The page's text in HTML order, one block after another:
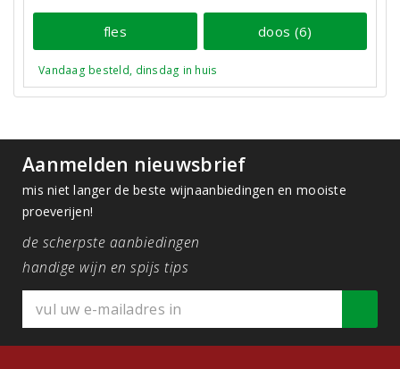
fles doos (6)
Vandaag besteld, dinsdag in huis
Aanmelden nieuwsbrief
mis niet langer de beste wijnaanbiedingen en mooiste
proeverijen!
de scherpste aanbiedingen
handige wijn en spijs tips